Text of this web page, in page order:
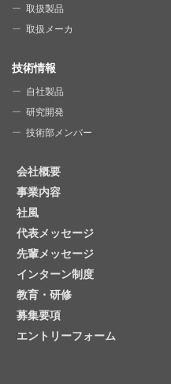
取扱製品
取扱メーカ
技術情報
自社製品
研究開発
技術部メンバー
会社概要
事業内容
社風
代表メッセージ
先輩メッセージ
インターン制度
教育・研修
募集要項
エントリーフォーム